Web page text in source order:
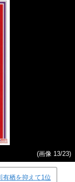
(画像 13/23)
有栖を抑えて1位